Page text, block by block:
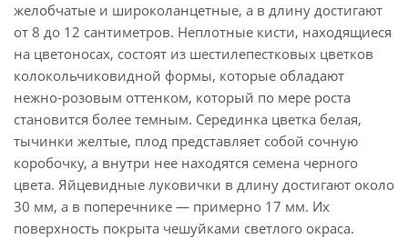
желобчатые и широколанцетные, а в длину достигают
от 8 до 12 сантиметров. Неплотные кисти, находящиеся
на цветоносах, состоят из шестилепестковых цветков
колокольчиковидной формы, которые обладают
нежно-розовым оттенком, который по мере роста
становится более темным. Серединка цветка белая,
тычинки желтые, плод представляет собой сочную
коробочку, а внутри нее находятся семена черного
цвета. Яйцевидные луковички в длину достигают около
30 мм, а в поперечнике ― примерно 17 мм. Их
поверхность покрыта чешуйками светлого окраса.